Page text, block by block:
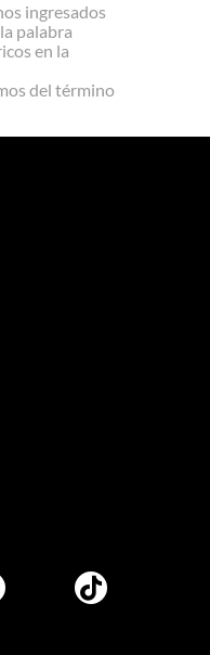
ingresados
palabra
en la
del término